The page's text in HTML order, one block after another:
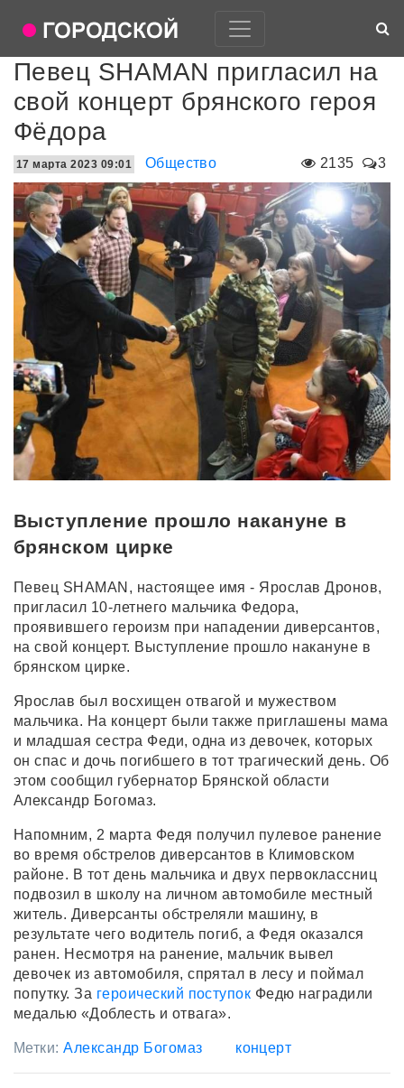
Певец SHAMAN пригласил на
свой концерт брянского героя
Фёдора
2135 3
17 марта 2023 09:01 Общество
Выступление прошло накануне в
брянском цирке
Певец SHAMAN, настоящее имя - Ярослав Дронов,
пригласил 10-летнего мальчика Федора,
проявившего героизм при нападении диверсантов,
на свой концерт. Выступление прошло накануне в
брянском цирке.
Ярослав был восхищен отвагой и мужеством
мальчика. На концерт были также приглашены мама
и младшая сестра Феди, одна из девочек, которых
он спас и дочь погибшего в тот трагический день. Об
этом сообщил губернатор Брянской области
Александр Богомаз.
Напомним, 2 марта Федя получил пулевое ранение
во время обстрелов диверсантов в Климовском
районе. В тот день мальчика и двух первоклассниц
подвозил в школу на личном автомобиле местный
житель. Диверсанты обстреляли машину, в
результате чего водитель погиб, а Федя оказался
ранен. Несмотря на ранение, мальчик вывел
девочек из автомобиля, спрятал в лесу и поймал
попутку. За героический поступок Федю наградили
медалью «Доблесть и отвага».
Метки:Александр Богомаз концерт